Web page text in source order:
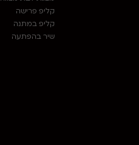
קליפ פרישה
קליפ במתנה
שיר בהפתעה